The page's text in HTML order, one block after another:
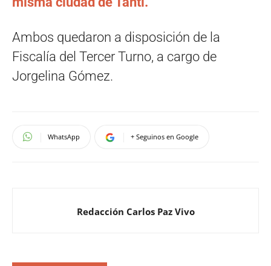
Ambos quedaron a disposición de la
Fiscalía del Tercer Turno, a cargo de
Jorgelina Gómez.
WhatsApp + Seguinos en Google
Redacción Carlos Paz Vivo